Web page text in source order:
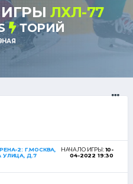
ЛХЛ-77
ТОРИЙ
2: Г.МОСКВА,
УЛИЦА, Д.7
НАЧАЛО ИГРЫ:10-
04-2022 19:30